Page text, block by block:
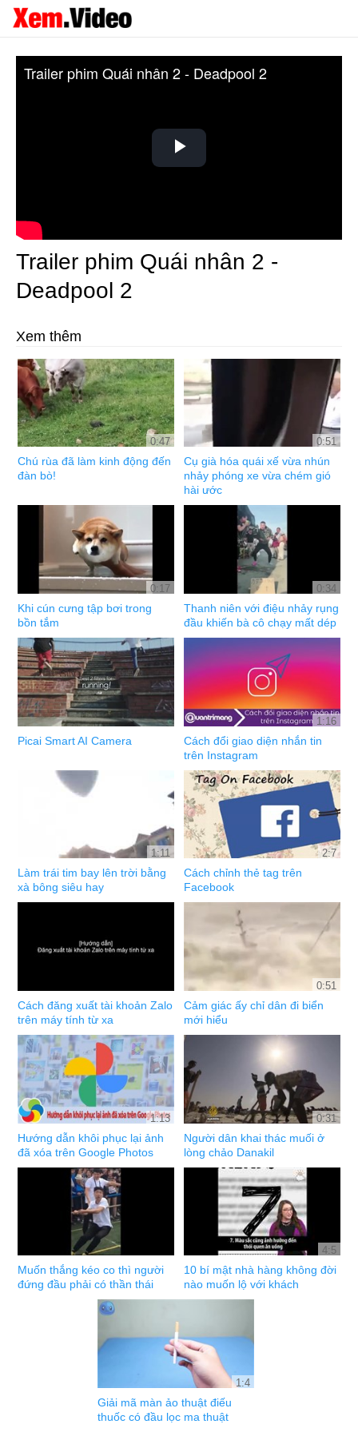
Play
Trailer phim Quái nhân 2 - Deadpool 2
Trailer phim Quái nhân 2 -
Deadpool 2
Xem thêm
0:47
Chú rùa đã làm kinh động đến
đàn bò!
0:51
Cụ già hóa quái xế vừa nhún
nhảy phóng xe vừa chém gió
hài ước
0:17
Khi cún cưng tập bơi trong
bồn tắm
0:34
Thanh niên với điệu nhảy rụng
đầu khiến bà cô chạy mất dép
Picai Smart AI Camera
1:16
Cách đổi giao diện nhắn tin
trên Instagram
1:11
Làm trái tim bay lên trời bằng
xà bông siêu hay
2:7
Cách chỉnh thẻ tag trên
Facebook
Cách đăng xuất tài khoản Zalo
trên máy tính từ xa
0:51
Cảm giác ấy chỉ dân đi biển
mới hiểu
1:13
Hướng dẫn khôi phục lại ảnh
đã xóa trên Google Photos
0:31
Người dân khai thác muối ở
lòng chảo Danakil
Muốn thắng kéo co thì người
đứng đầu phải có thần thái
4:5
10 bí mật nhà hàng không đời
nào muốn lộ với khách
1:4
Giải mã màn ảo thuật điếu
thuốc có đầu lọc ma thuật